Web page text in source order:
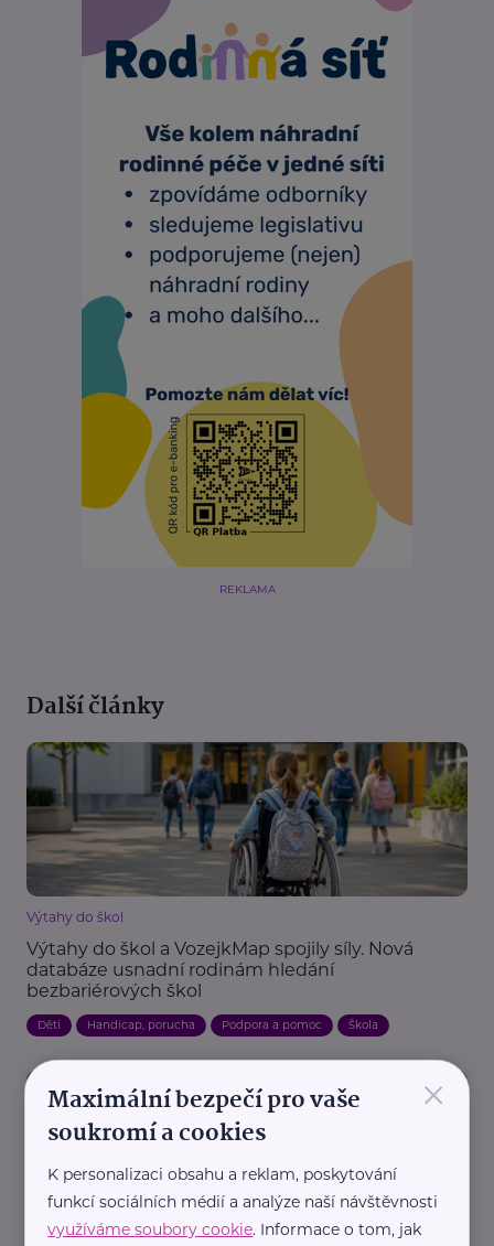
REKLAMA
Další články
Výtahy do škol
Výtahy do škol a VozejkMap spojily síly. Nová
databáze usnadní rodinám hledání
bezbariérových škol
Děti Handicap, porucha Podpora a pomoc Škola
×
Maximální bezpečí pro vaše
soukromí a cookies
K personalizaci obsahu a reklam, poskytování
funkcí sociálních médií a analýze naší návštěvnosti
využíváme soubory cookie. Informace o tom, jak